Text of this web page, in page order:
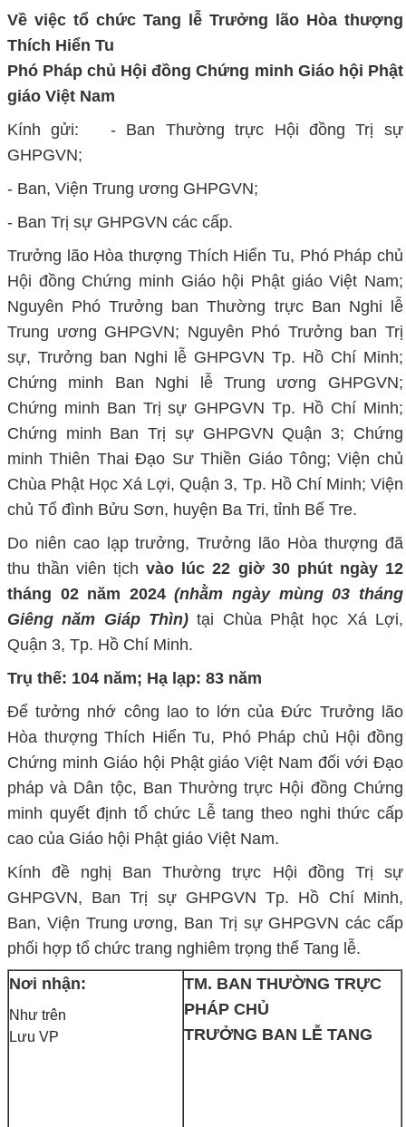
Về việc tổ chức Tang lễ Trưởng lão Hòa thượng
Thích Hiển Tu
Phó Pháp chủ Hội đồng Chứng minh Giáo hội Phật
giáo Việt Nam
Kính gửi: - Ban Thường trực Hội đồng Trị sự
GHPGVN;
- Ban, Viện Trung ương GHPGVN;
- Ban Trị sự GHPGVN các cấp.
Trưởng lão Hòa thượng Thích Hiển Tu, Phó Pháp chủ
Hội đồng Chứng minh Giáo hội Phật giáo Việt Nam;
Nguyên Phó Trưởng ban Thường trực Ban Nghi lễ
Trung ương GHPGVN; Nguyên Phó Trưởng ban Trị
sự, Trưởng ban Nghi lễ GHPGVN Tp. Hồ Chí Minh;
Chứng minh Ban Nghi lễ Trung ương GHPGVN;
Chứng minh Ban Trị sự GHPGVN Tp. Hồ Chí Minh;
Chứng minh Ban Trị sự GHPGVN Quận 3; Chứng
minh Thiên Thai Đạo Sư Thiền Giáo Tông; Viện chủ
Chùa Phật Học Xá Lợi, Quận 3, Tp. Hồ Chí Minh; Viện
chủ Tổ đình Bửu Sơn, huyện Ba Tri, tỉnh Bế Tre.
Do niên cao lạp trưởng, Trưởng lão Hòa thượng đã
thu thần viên tịchvào lúc 22 giờ 30 phút ngày 12
tháng 02 năm 2024(nhằm ngày mùng 03 tháng
Giêng năm Giáp Thìn)tại Chùa Phật học Xá Lợi,
Quận 3, Tp. Hồ Chí Minh.
Trụ thế: 104 năm; Hạ lạp: 83 năm
Để tưởng nhớ công lao to lớn của Đức Trưởng lão
Hòa thượng Thích Hiển Tu, Phó Pháp chủ Hội đồng
Chứng minh Giáo hội Phật giáo Việt Nam đối với Đạo
pháp và Dân tộc, Ban Thường trực Hội đồng Chứng
minh quyết định tổ chức Lễ tang theo nghi thức cấp
cao của Giáo hội Phật giáo Việt Nam.
Kính đề nghị Ban Thường trực Hội đồng Trị sự
GHPGVN, Ban Trị sự GHPGVN Tp. Hồ Chí Minh,
Ban, Viện Trung ương, Ban Trị sự GHPGVN các cấp
phối hợp tổ chức trang nghiêm trọng thể Tang lễ.
Nơi nhận:
Như trên
Lưu VP
TM. BAN THƯỜNG TRỰC
PHÁP CHỦ
TRƯỞNG BAN LỄ TANG